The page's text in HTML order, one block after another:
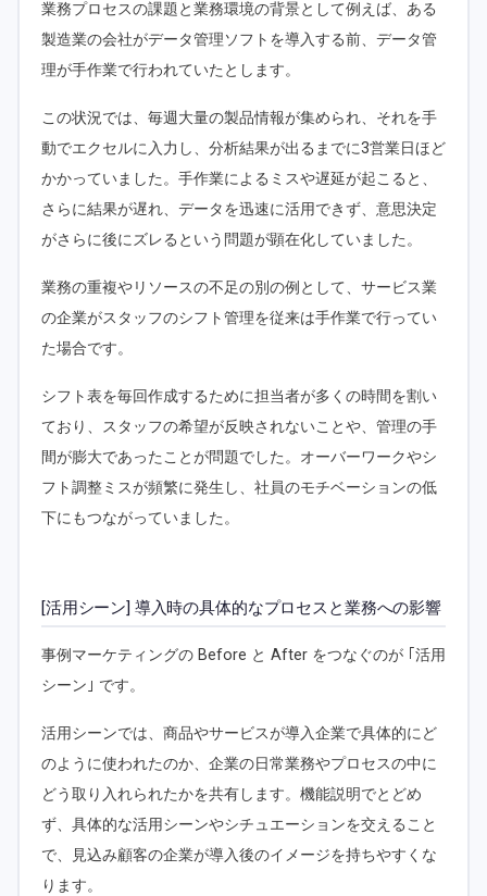
業務プロセスの課題と業務環境の背景として例えば、ある
製造業の会社がデータ管理ソフトを導入する前、データ管
理が手作業で行われていたとします。
この状況では、毎週大量の製品情報が集められ、それを手
動でエクセルに入力し、分析結果が出るまでに3営業日ほど
かかっていました。手作業によるミスや遅延が起こると、
さらに結果が遅れ、データを迅速に活用できず、意思決定
がさらに後にズレるという問題が顕在化していました。
業務の重複やリソースの不足の別の例として、サービス業
の企業がスタッフのシフト管理を従来は手作業で行ってい
た場合です。
シフト表を毎回作成するために担当者が多くの時間を割い
ており、スタッフの希望が反映されないことや、管理の手
間が膨大であったことが問題でした。オーバーワークやシ
フト調整ミスが頻繁に発生し、社員のモチベーションの低
下にもつながっていました。
[活用シーン] 導入時の具体的なプロセスと業務への影響
事例マーケティングの Before と After をつなぐのが ｢活用
シーン｣ です。
活用シーンでは、商品やサービスが導入企業で具体的にど
のように使われたのか、企業の日常業務やプロセスの中に
どう取り入れられたかを共有します。機能説明でとどめ
ず、具体的な活用シーンやシチュエーションを交えること
で、見込み顧客の企業が導入後のイメージを持ちやすくな
ります。